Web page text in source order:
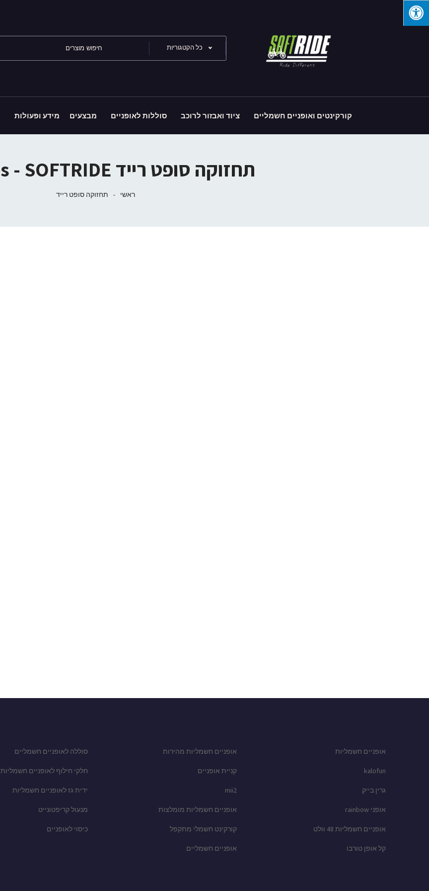
כל הקטגוריות
קורקינטים ואופניים חשמליים ציוד ואבזור לרוכב סוללות לאופניים מבצעים מידע ופעולות
תחזוקה סופט רייד Archives - SOFTRIDE
ראשי - תחזוקה סופט רייד
אופניים חשמליות
kalofun
גרין בייק
אופני rainbow
אופניים חשמליות 48 וולט
קל אופן טורבו
אופניים חשמליות מהירות
קניית אופניים
mii2
אופניים חשמליות מומלצות
קורקינט חשמלי מתקפל
אופניים חשמליים
סוללה לאופניים חשמליים
חלקי חילוף לאופניים חשמליות
ידית גז לאופניים חשמליות
מנעול קריפטונייט
כיסוי לאופניים